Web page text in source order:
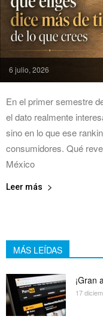
6 julio, 2026
En el primer semestre
el dato realmente
sino en lo que ese
consumidores. Qué
México
Leer más
MÁS LEÍDAS
¡Gran
17